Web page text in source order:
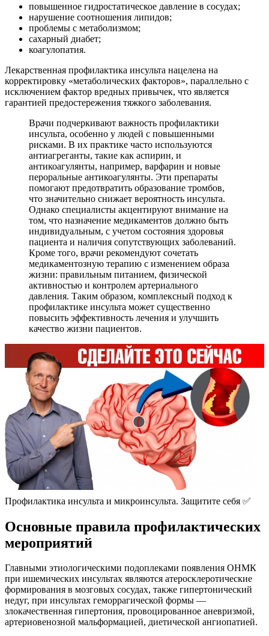
повышенное гидростатическое давление в сосудах;
нарушение соотношения липидов;
проблемы с метаболизмом;
сахарный диабет;
коагулопатия.
Лекарственная профилактика инсульта нацелена на
корректировку «метаболических факторов», параллельно с
исключением фактор вредных привычек, что является
гарантией предостережения тяжкого заболевания.
Врачи подчеркивают важность профилактики
инсульта, особенно у людей с повышенными
рисками. В их практике часто используются
антиагреганты, такие как аспирин, и
антикоагулянты, например, варфарин и новые
пероральные антикоагулянты. Эти препараты
помогают предотвратить образование тромбов,
что значительно снижает вероятность инсульта.
Однако специалисты акцентируют внимание на
том, что назначение медикаментов должно быть
индивидуальным, с учетом состояния здоровья
пациента и наличия сопутствующих заболеваний.
Кроме того, врачи рекомендуют сочетать
медикаментозную терапию с изменением образа
жизни: правильным питанием, физической
активностью и контролем артериального
давления. Таким образом, комплексный подход к
профилактике инсульта может существенно
повысить эффективность лечения и улучшить
качество жизни пациентов.
Профилактика инсульта и микроинсульта. Защитите себя ✅
Основные правила профилактических
мероприятий
Главными этиологическими подоплеками появления ОНМК
при ишемических инсультах являются атеросклеротические
формирования в мозговых сосудах, также гипертонический
недуг, при инсультах геморрагической формы —
злокачественная гипертония, провоцированное аневризмой,
артериовенозной мальформацией, диетической ангиопатией.